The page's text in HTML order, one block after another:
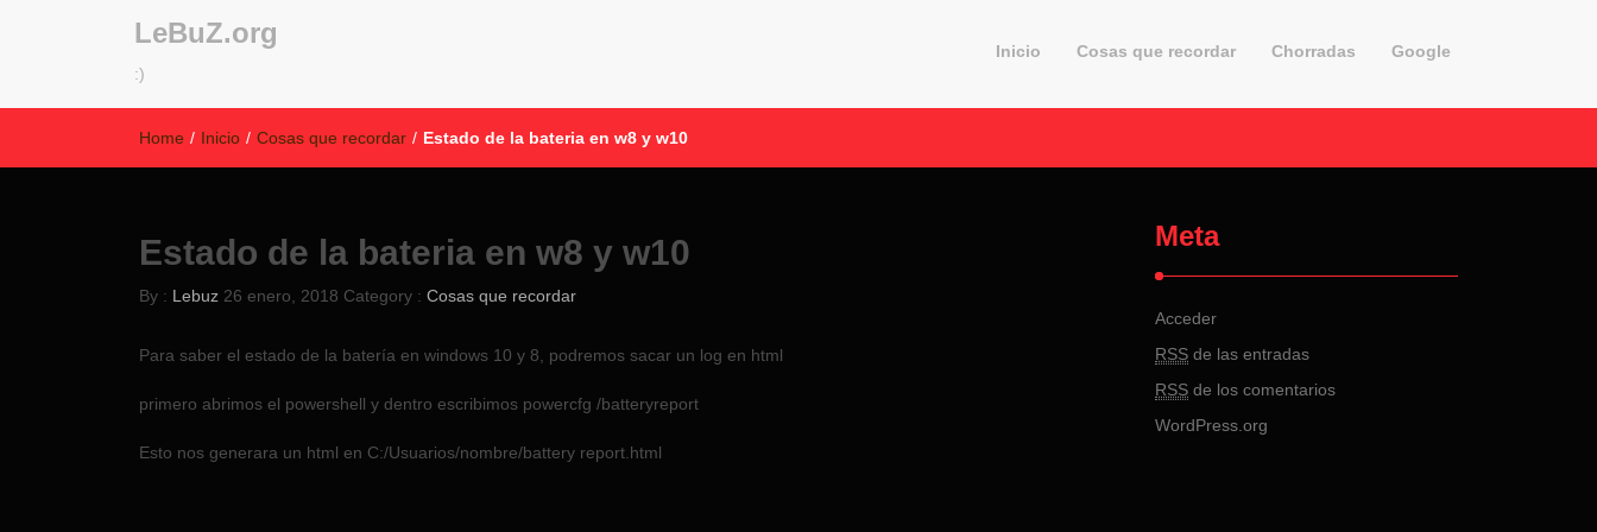
LeBuZ.org
:)
Inicio Cosas que recordar Chorradas Google
Home / Inicio / Cosas que recordar / Estado de la bateria en w8 y w10
Estado de la bateria en w8 y w10
By : Lebuz 26 enero, 2018 Category : Cosas que recordar
Para saber el estado de la batería en windows 10 y 8, podremos sacar un log en html
primero abrimos el powershell y dentro escribimos powercfg /batteryreport
Esto nos generara un html en C:/Usuarios/nombre/battery report.html
Meta
Acceder
RSS de las entradas
RSS de los comentarios
WordPress.org